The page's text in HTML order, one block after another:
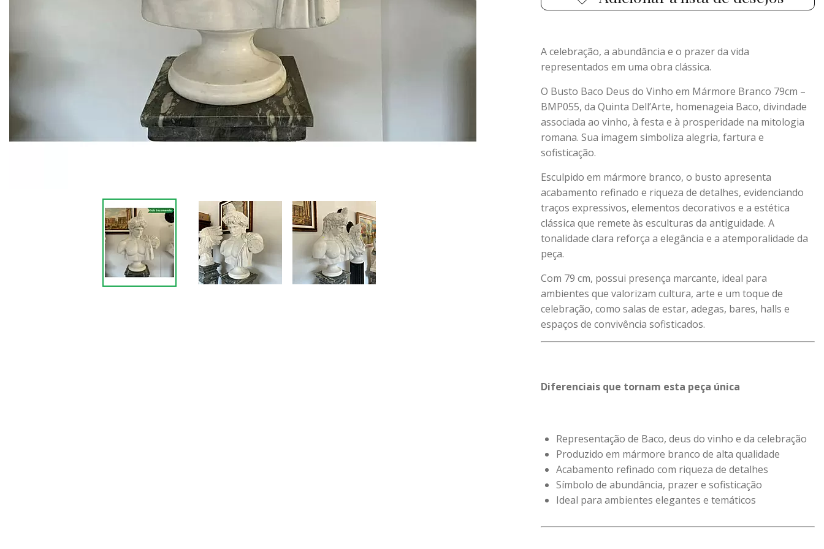
A celebração, a abundância e o prazer da vida
representados em uma obra clássica.
O Busto Baco Deus do Vinho em Mármore Branco 79cm –
BMP055, da Quinta Dell’Arte, homenageia Baco, divindade
associada ao vinho, à festa e à prosperidade na mitologia
romana. Sua imagem simboliza alegria, fartura e
sofisticação.
Esculpido em mármore branco, o busto apresenta
acabamento refinado e riqueza de detalhes, evidenciando
traços expressivos, elementos decorativos e a estética
clássica que remete às esculturas da antiguidade. A
tonalidade clara reforça a elegância e a atemporalidade da
peça.
Com 79 cm, possui presença marcante, ideal para
ambientes que valorizam cultura, arte e um toque de
celebração, como salas de estar, adegas, bares, halls e
espaços de convivência sofisticados.
Diferenciais que tornam esta peça única
Representação de Baco, deus do vinho e da celebração
Produzido em mármore branco de alta qualidade
Acabamento refinado com riqueza de detalhes
Símbolo de abundância, prazer e sofisticação
Ideal para ambientes elegantes e temáticos